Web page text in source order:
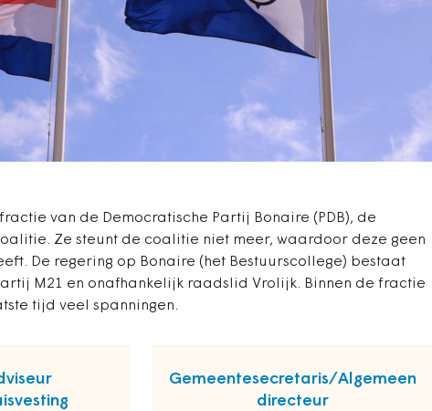
van de Democratische Partij Bonaire (PDB), de
Ze steunt de coalitie niet meer, waardoor deze geen
De regering op Bonaire (het Bestuurscollege) bestaat
M21 en onafhankelijk raadslid Vrolijk. Binnen de fractie
tijd veel spanningen.
Gemeentesecretaris/Algemeen
directeur